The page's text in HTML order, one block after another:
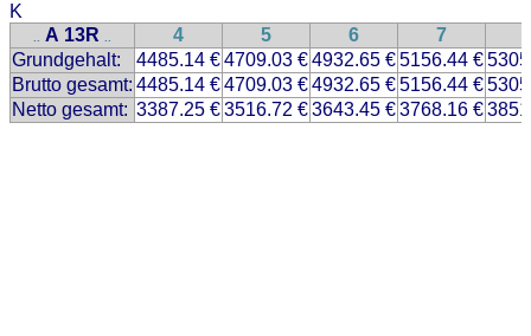
K
.. A 13R .. 4 5 6 7
Grundgehalt:
4485.14 €4709.03 €4932.65 €5156.44 €
Brutto gesamt: 4485.14 €4709.03 €4932.65 €5156.44 €
Netto gesamt: 3387.25 €3516.72 €3643.45 €3768.16 €